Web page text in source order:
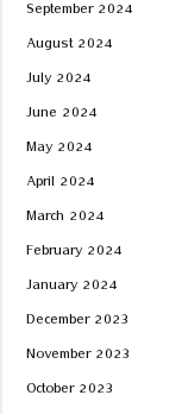
September 2024
August 2024
July 2024
June 2024
May 2024
April 2024
March 2024
February 2024
January 2024
December 2023
November 2023
October 2023